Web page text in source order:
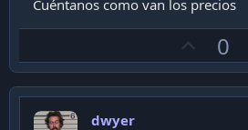
Cuéntanos como van los precios
p
v
0
dwyer